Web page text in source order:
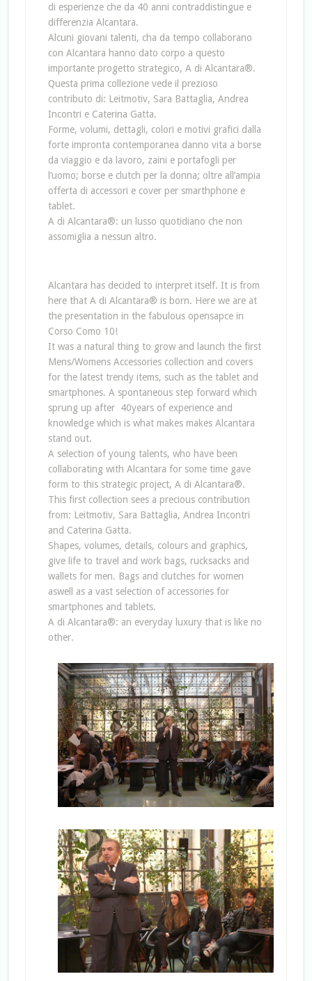
di esperienze che da 40 anni contraddistingue e
differenzia Alcantara.
Alcuni giovani talenti, cha da tempo collaborano
con Alcantara hanno dato corpo a questo
importante progetto strategico, A di Alcantara®.
Questa prima collezione vede il prezioso
contributo di: Leitmotiv, Sara Battaglia, Andrea
Incontri e Caterina Gatta.
Forme, volumi, dettagli, colori e motivi grafici dalla
forte impronta contemporanea danno vita a borse
da viaggio e da lavoro, zaini e portafogli per
l’uomo; borse e clutch per la donna; oltre all’ampia
offerta di accessori e cover per smarthphone e
tablet.
A di Alcantara®: un lusso quotidiano che non
assomiglia a nessun altro.
Alcantara has decided to interpret itself. It is from
here that A di Alcantara® is born. Here we are at
the presentation in the fabulous opensapce in
Corso Como 10!
It was a natural thing to grow and launch the first
Mens/Womens Accessories collection and covers
for the latest trendy items, such as the tablet and
smartphones. A spontaneous step forward which
sprung up after 40years of experience and
knowledge which is what makes makes Alcantara
stand out.
A selection of young talents, who have been
collaborating with Alcantara for some time gave
form to this strategic project, A di Alcantara®.
This first collection sees a precious contribution
from: Leitmotiv, Sara Battaglia, Andrea Incontri
and Caterina Gatta.
Shapes, volumes, details, colours and graphics,
give life to travel and work bags, rucksacks and
wallets for men. Bags and clutches for women
aswell as a vast selection of accessories for
smartphones and tablets.
A di Alcantara®: an everyday luxury that is like no
other.